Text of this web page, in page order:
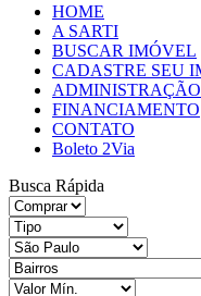
HOME
A SARTI
BUSCAR IMÓVEL
CADASTRE SEU
FINANCIAMENTO
CONTATO
Boleto 2Via
Busca Rápida